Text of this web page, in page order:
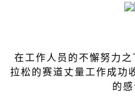
在工作人员的不懈努力
拉松的赛道丈量工作成功
的感